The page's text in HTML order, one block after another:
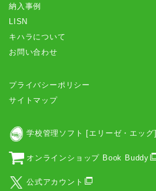
納入事例
LISN
キハラについて
お問い合わせ
プライバシーポリシー
サイトマップ
学校管理ソフト [エリーゼ・エッグ]
オンラインショップ Book Buddy
公式アカウント